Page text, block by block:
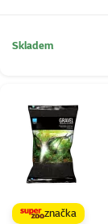
Skladem
značka